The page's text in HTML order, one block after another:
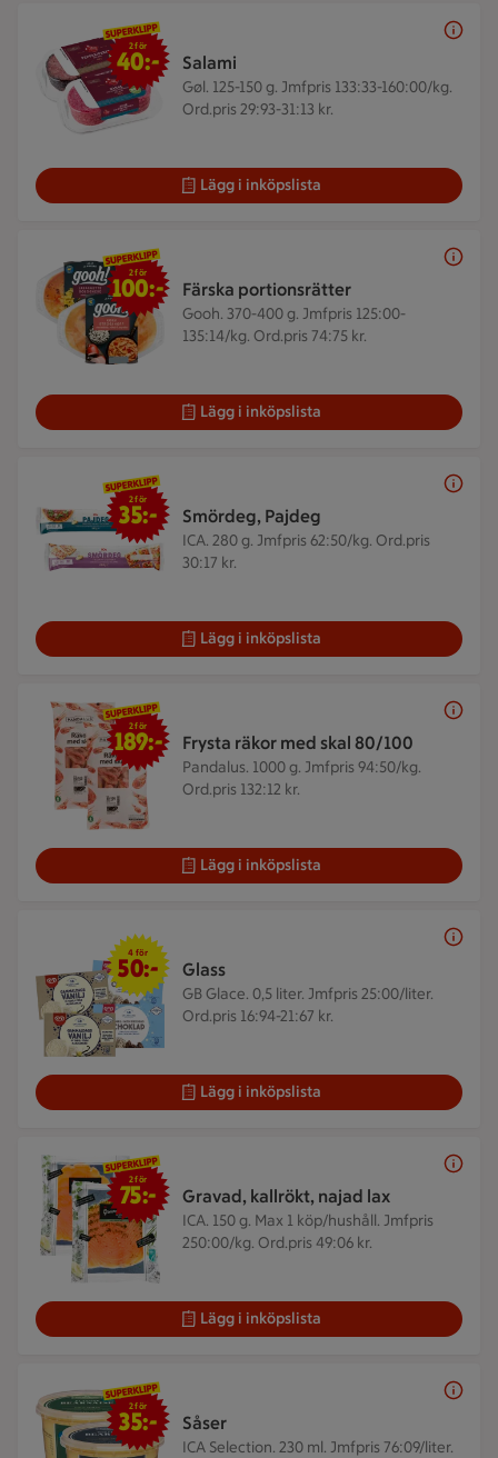
Salami
Gøl. 125-150 g. Jmfpris 133:33-160:00/kg.
Ord.pris 29:93-31:13 kr.
2 för 40 kr
2 för
40:-
Lägg i inköpslista
Färska portionsrätter
Gooh. 370-400 g. Jmfpris 125:00-
135:14/kg. Ord.pris 74:75 kr.
2 för 100 kr
2 för
100:-
Lägg i inköpslista
Smördeg, Pajdeg
ICA. 280 g. Jmfpris 62:50/kg. Ord.pris
30:17 kr.
2 för 35 kr
2 för
35:-
Lägg i inköpslista
Frysta räkor med skal 80/100
Pandalus. 1000 g. Jmfpris 94:50/kg.
Ord.pris 132:12 kr.
2 för 189 kr
2 för
189:-
Lägg i inköpslista
Glass
GB Glace. 0,5 liter. Jmfpris 25:00/liter.
Ord.pris 16:94-21:67 kr.
4 för 50 kr
4 för
50:-
Lägg i inköpslista
Gravad, kallrökt, najad lax
ICA. 150 g. Max 1 köp/hushåll. Jmfpris
250:00/kg. Ord.pris 49:06 kr.
2 för 75 kr
2 för
75:-
Lägg i inköpslista
Såser
ICA Selection. 230 ml. Jmfpris 76:09/liter.
2 för 35 kr
2 för
35:-